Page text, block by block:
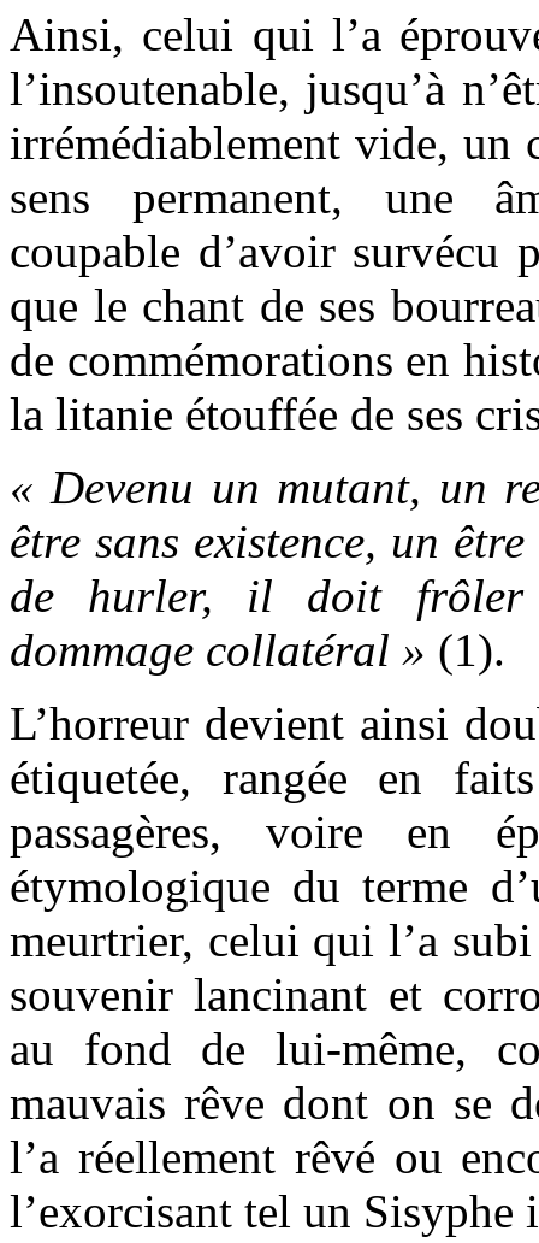
Ainsi, celui qui l’a
l’insoutenable, jusqu’à
irrémédiablement vide, un
sens permanent, une
coupable d’avoir survécu
que le chant de ses
de commémorations en
la litanie étouffée de ses
« Devenu un mutant, un
être sans existence, un
de hurler, il doit frôler
dommage collatéral » (1).
L’horreur devient ainsi
étiquetée, rangée en
passagères, voire en
étymologique du terme
meurtrier, celui qui l’a
souvenir lancinant et
au fond de lui-même,
mauvais rêve dont on se
l’a réellement rêvé ou
l’exorcisant tel un Sisyphe